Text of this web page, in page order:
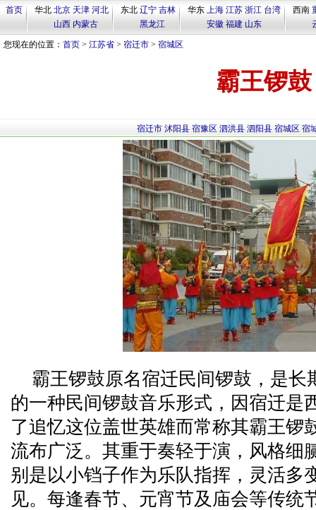
首页 华北 北京 天津 河北
山西 内蒙古
东北 辽宁 吉林
黑龙江
华东 上海 江苏 浙江 台湾
安徽 福建 山东
西南
您现在的位置： 首页 > 江苏省 > 宿迁市 > 宿城区
霸王锣鼓
宿迁市 沭阳县 宿豫区 泗洪县 泗阳县 宿城区 宿
霸王锣鼓原名宿迁民间锣鼓，是长
的一种民间锣鼓音乐形式，因宿迁是
了追忆这位盖世英雄而常称其霸王锣
流布广泛。其重于奏轻于演，风格细
别是以小铛子作为乐队指挥，灵活多
见。每逢春节、元宵节及庙会等传统